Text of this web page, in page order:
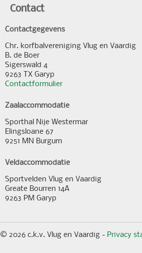
Contact
Contactgegevens
Chr. korfbalvereniging Vlug en Vaardig
B. de Boer
Sigerswald 4
9263 TX Garyp
Contactformulier
Zaalaccommodatie
Sporthal Nije Westermar
Elingsloane 67
9251 MN Burgum
Veldaccommodatie
Sportvelden Vlug en Vaardig
Greate Bourren 14A
9263 PM Garyp
© 2026 c.k.v. Vlug en Vaardig - Privacy